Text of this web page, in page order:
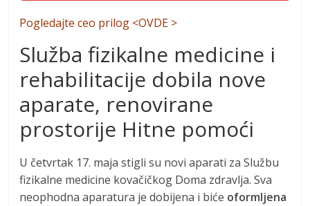
Pogledajte ceo prilog <OVDE >
Služba fizikalne medicine i
rehabilitacije dobila nove
aparate, renovirane
prostorije Hitne pomoći
U četvrtak 17. maja stigli su novi aparati za Službu
fizikalne medicine kovačičkog Doma zdravlja. Sva
neophodna aparatura je dobijena i biće oformljena